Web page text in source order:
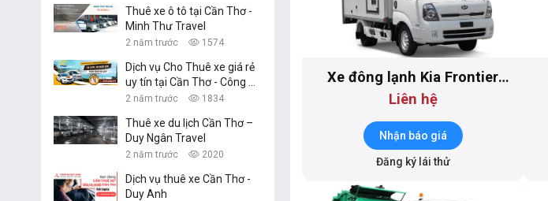
Thuê xe ô tô tại Cần Thơ -
Minh Thư Travel
2 năm trước 1574
Dịch vụ Cho Thuê xe giá rẻ
uy tín tại Cần Thơ - Công Ty
TNHH Dịch Vụ Du Lịch
2 năm trước 1834
Thuê xe du lịch Cần Thơ –
Duy Ngân Travel
2 năm trước 2020
Dịch vụ thuê xe Cần Thơ -
Duy Anh
Xe đông lạnh Kia Frontier
K149 -DL1
Liên hệ
Nhận báo giá
Đăng ký lái thử